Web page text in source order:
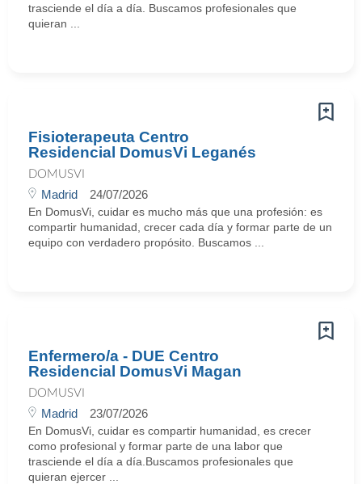
trasciende el día a día. Buscamos profesionales que
quieran ...
Fisioterapeuta Centro
Residencial DomusVi Leganés
DOMUSVI
Madrid 24/07/2026
En DomusVi, cuidar es mucho más que una profesión: es
compartir humanidad, crecer cada día y formar parte de un
equipo con verdadero propósito. Buscamos ...
Enfermero/a - DUE Centro
Residencial DomusVi Magan
DOMUSVI
Madrid 23/07/2026
En DomusVi, cuidar es compartir humanidad, es crecer
como profesional y formar parte de una labor que
trasciende el día a día.Buscamos profesionales que
quieran ejercer ...